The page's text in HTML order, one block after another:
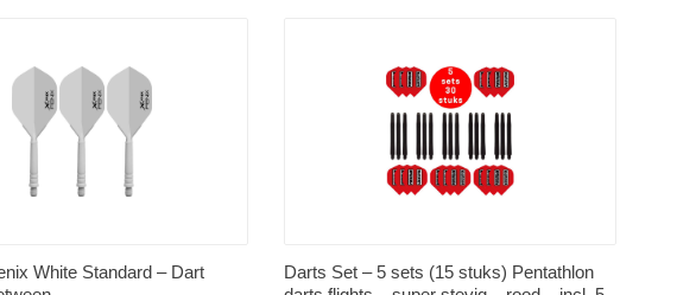
White Standard – Dart
Darts Set – 5 sets (15 stuks) Pentathlon